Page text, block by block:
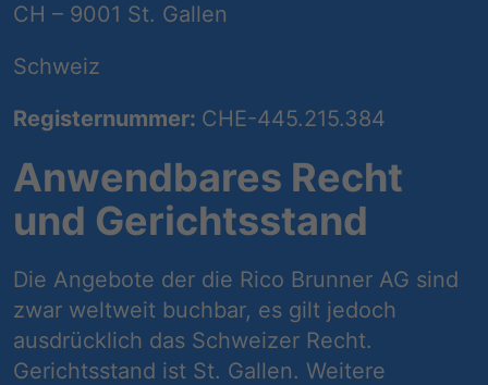
CH – 9001 St. Gallen
Schweiz
Registernummer: CHE-445.215.384
Anwendbares Recht
und Gerichtsstand
Die Angebote der die Rico Brunner AG sind
zwar weltweit buchbar, es gilt jedoch
ausdrücklich das Schweizer Recht.
Gerichtsstand ist St. Gallen. Weitere